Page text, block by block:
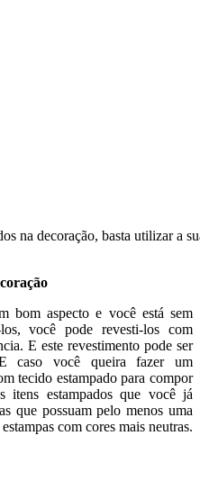
na decoração, basta utilizar a
bom aspecto e você está sem
você pode revesti-los com
E este revestimento pode ser
caso você queira fazer um
tecido estampado para compor
itens estampados que você já
que possuam pelo menos uma
com cores mais neutras.